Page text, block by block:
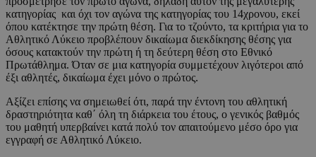
κατηγορίας και όχι τον αγώνα της κατηγορίας του 14χρονου, εκεί
όπου κατέκτησε την πρώτη θέση. Για το τζούντο, τα κριτήρια για το
Αθλητικό Λύκειο προβλέπουν δικαίωμα διεκδίκησης θέσης για
όσους κατακτούν την πρώτη ή τη δεύτερη θέση στο Εθνικό
Πρωτάθλημα. Όταν σε μια κατηγορία συμμετέχουν λιγότεροι από
έξι αθλητές, δικαίωμα έχει μόνο ο πρώτος.
Αξίζει επίσης να σημειωθεί ότι, παρά την έντονη του αθλητική
δραστηριότητα καθ΄ όλη τη διάρκεια του έτους, ο γενικός βαθμός
του μαθητή υπερβαίνει κατά πολύ τον απαιτούμενο μέσο όρο για
εγγραφή σε Αθλητικό Λύκειο.